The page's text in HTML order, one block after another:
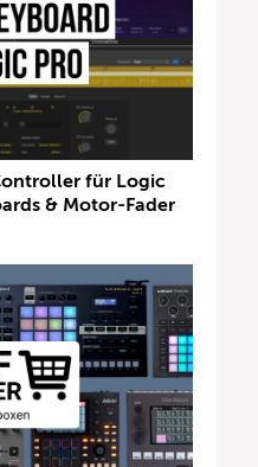
für Logic
& Motor-Fader